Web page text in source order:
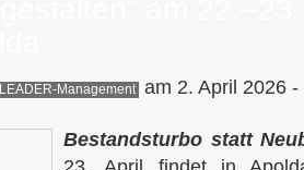
LEADER-Management am 2. April 2026 -
Bestandsturbo statt